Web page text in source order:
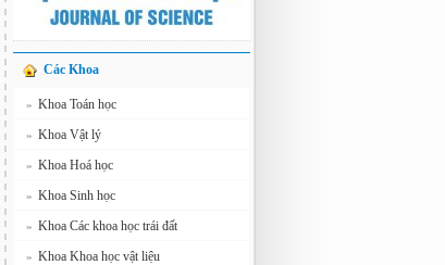
Các Khoa
» Khoa Toán học
» Khoa Vật lý
» Khoa Hoá học
» Khoa Sinh học
» Khoa Các khoa học trái đất
» Khoa Khoa học vật liệu